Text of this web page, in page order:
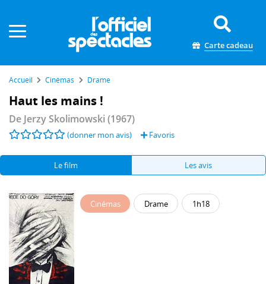
Carte cadeau
Accueil Cinémas Drame
Haut les mains !
De Jerzy Skolimowski (1967)
(donner mon avis) Favoris
Le film Les avis
Cinémas Drame 1h18